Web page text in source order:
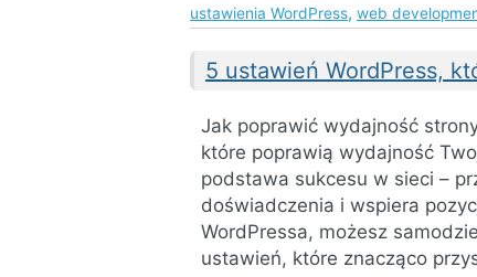
ustawienia WordPress, web
5 ustawień WordPress,
Jak poprawić wydajność
które poprawią wydajność
podstawa sukcesu w sieci –
doświadczenia i wspiera
WordPressa, możesz
ustawień, które znacząco